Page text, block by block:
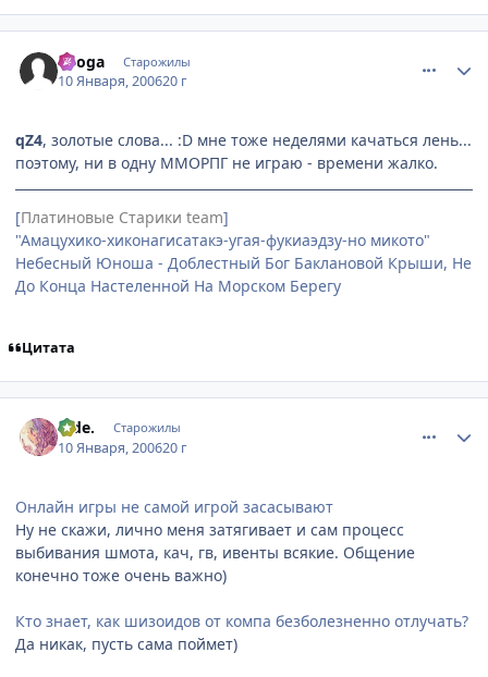
Ryoga Старожилы
10 Января, 200620 г
qZ4, золотые слова... :D мне тоже неделями качаться лень...
поэтому, ни в одну ММОРПГ не играю - времени жалко.
[Платиновые Старики team]
"Амацухико-хиконагисатакэ-угая-фукиаэдзу-но микото"
Небесный Юноша - Доблестный Бог Баклановой Крыши, Не
До Конца Настеленной На Морском Берегу
Цитата
hide. Старожилы
10 Января, 200620 г
Онлайн игры не самой игрой засасывают
Ну не скажи, лично меня затягивает и сам процесс
выбивания шмота, кач, гв, ивенты всякие. Общение
конечно тоже очень важно)
Кто знает, как шизоидов от компа безболезненно отлучать?
Да никак, пусть сама поймет)